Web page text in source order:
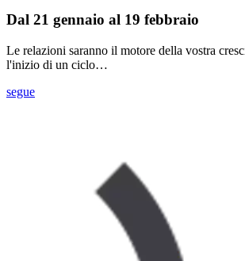
Dal 21 gennaio al 19 febbraio
Le relazioni saranno il motore della vostra
l'inizio di un ciclo…
segue